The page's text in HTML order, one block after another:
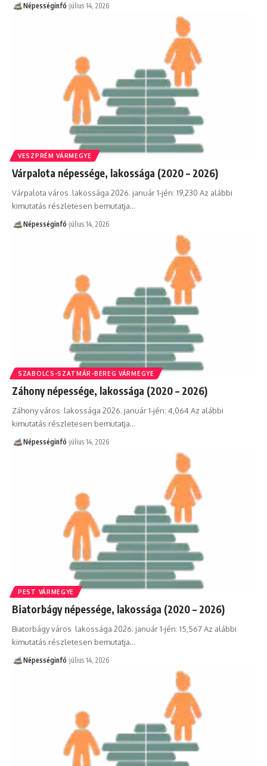
Népességinfó július 14, 2026
VESZPRÉM VÁRMEGYE
Várpalota népessége, lakossága (2020 – 2026)
Várpalota város lakossága 2026. január 1-jén: 19,230 Az alábbi
kimutatás részletesen bemutatja…
Népességinfó július 14, 2026
SZABOLCS-SZATMÁR-BEREG VÁRMEGYE
Záhony népessége, lakossága (2020 – 2026)
Záhony város lakossága 2026. január 1-jén: 4,064 Az alábbi
kimutatás részletesen bemutatja…
Népességinfó július 14, 2026
PEST VÁRMEGYE
Biatorbágy népessége, lakossága (2020 – 2026)
Biatorbágy város lakossága 2026. január 1-jén: 15,567 Az alábbi
kimutatás részletesen bemutatja…
Népességinfó július 14, 2026